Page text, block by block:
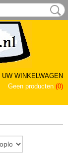
UW WINKELWAGEN
Geen producten (0)